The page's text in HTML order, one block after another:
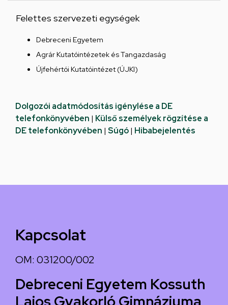
Felettes szervezeti egységek
Debreceni Egyetem
Agrár Kutatóintézetek és Tangazdaság
Újfehértói Kutatóintézet (ÚJKI)
Dolgozói adatmódosítás igénylése a DE
telefonkönyvében | Külső személyek rögzítése a
DE telefonkönyvében | Súgó| Hibabejelentés
Kapcsolat
OM: 031200/002
Debreceni Egyetem Kossuth